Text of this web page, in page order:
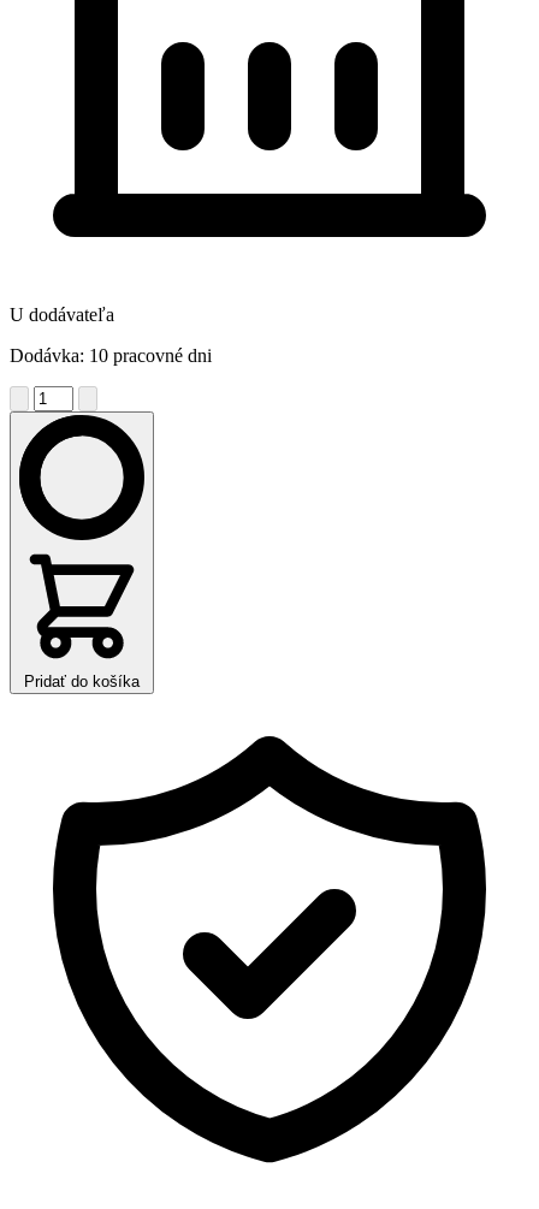
U dodávateľa
Dodávka: 10 pracovné dni
Pridať do košíka